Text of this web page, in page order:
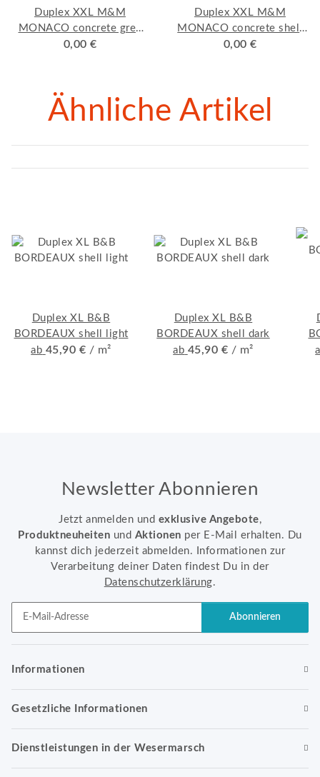
Duplex XXL M&M
MONACO concrete grey
middle 2.5 mm design flor
0,00 €
Duplex XXL M&M
MONACO concrete shell
grey 2.5 mm design flor
0,00 €
Ähnliche Artikel
Duplex XL B&B
BORDEAUX shell light
ab 45,90 € / m²
Duplex XL B&B
BORDEAUX shell dark
ab 45,90 € / m²
Newsletter Abonnieren
Jetzt anmelden und exklusive Angebote,
Produktneuheiten und Aktionen per E-Mail erhalten. Du
kannst dich jederzeit abmelden. Informationen zur
Verarbeitung deiner Daten findest Du in der
Datenschutzerklärung.
Abonnieren
Informationen
Gesetzliche Informationen
Dienstleistungen in der Wesermarsch